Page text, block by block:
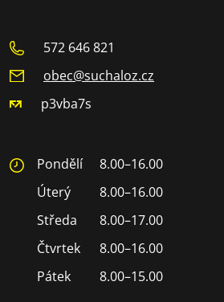
572 646 821
obec@suchaloz.cz
p3vba7s
Pondělí
8.00–16.00
Úterý
8.00–16.00
Středa
8.00–17.00
Čtvrtek
8.00–16.00
Pátek
8.00–15.00